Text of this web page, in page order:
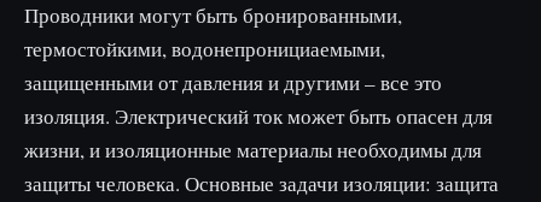
Проводники могут быть бронированными,
термостойкими, водонепронициаемыми,
защищенными от давления и другими – все это
изоляция. Электрический ток может быть опасен для
жизни, и изоляционные материалы необходимы для
защиты человека. Основные задачи изоляции: защита